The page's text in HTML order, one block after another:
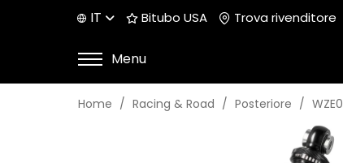
IT Bitubo USA Trova rivenditore
Menu
Home Racing & Road Posteriore WZE0